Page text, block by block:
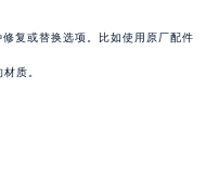
复或替换选项。比如使用原厂配件
质。